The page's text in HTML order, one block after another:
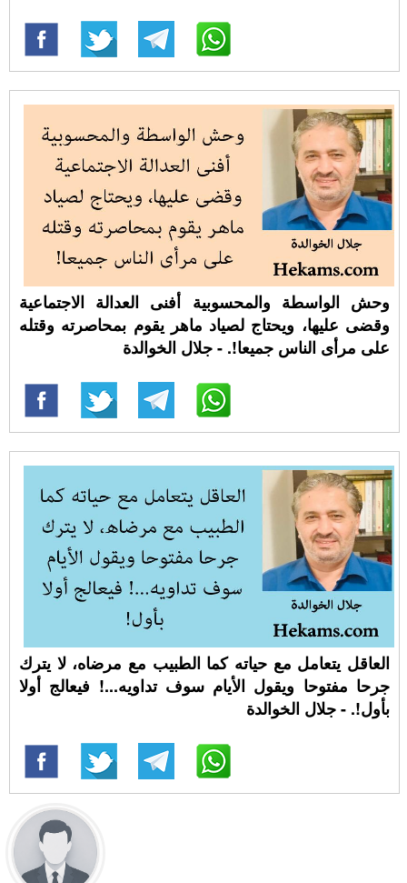
وحش الواسطة والمحسوبية أفنى العدالة الاجتماعية
وقضى عليها، ويحتاج لصياد ماهر يقوم بمحاصرته وقتله
على مرأى الناس جميعا!. - جلال الخوالدة
العاقل يتعامل مع حياته كما الطبيب مع مرضاه، لا يترك
جرحا مفتوحا ويقول الأيام سوف تداويه...! فيعالج أولا
بأول!. - جلال الخوالدة